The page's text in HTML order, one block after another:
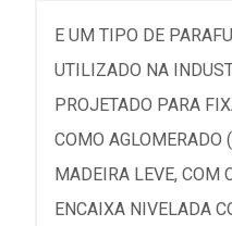
E UM TIPO DE
UTILIZADO NA
PROJETADO PARA
COMO AGLOMERADO
MADEIRA LEVE, COM
ENCAIXA NIVELADA